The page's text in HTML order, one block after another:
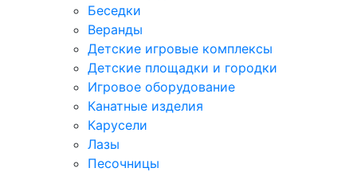
Беседки
Веранды
Детские игровые комплексы
Детские площадки и городки
Игровое оборудование
Канатные изделия
Карусели
Лазы
Песочницы